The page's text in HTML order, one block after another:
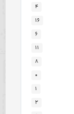
۴
۱۶
۶
۱۱
۸
۰
۱
۲